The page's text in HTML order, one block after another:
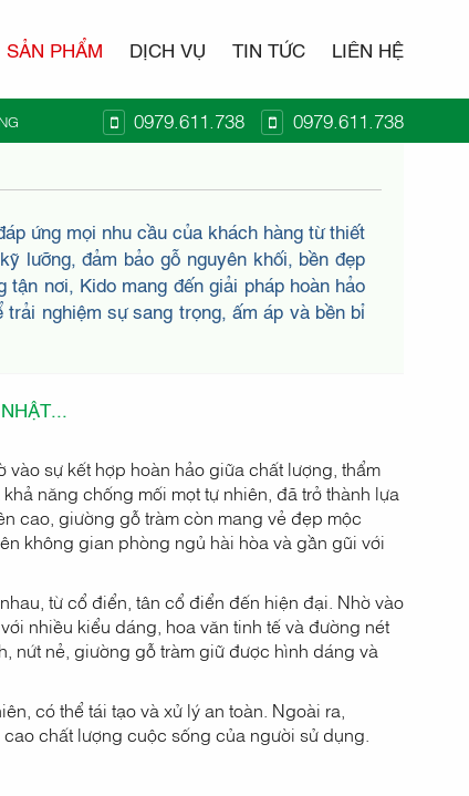
SẢN PHẨM DỊCH VỤ TIN TỨC LIÊN HỆ
0979.611.738 0979.611.738
KIDO
ứng mọi nhu cầu của khách hàng từ thiết
lưỡng, đảm bảo gỗ nguyên khối, bền đẹp
nơi, Kido mang đến giải pháp hoàn hảo
nghiệm sự sang trọng, ấm áp và bền bỉ
sự kết hợp hoàn hảo giữa chất lượng, thẩm
năng chống mối mọt tự nhiên, đã trở thành lựa
cao, giường gỗ tràm còn mang vẻ đẹp mộc
không gian phòng ngủ hài hòa và gần gũi với
từ cổ điển, tân cổ điển đến hiện đại. Nhờ vào
nhiều kiểu dáng, hoa văn tinh tế và đường nét
nứt nẻ, giường gỗ tràm giữ được hình dáng và
có thể tái tạo và xử lý an toàn. Ngoài ra,
chất lượng cuộc sống của người sử dụng.